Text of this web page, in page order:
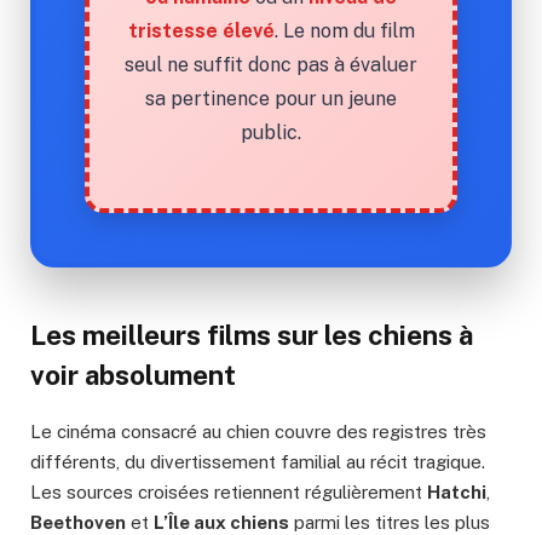
tristesse élevé. Le nom du film
seul ne suffit donc pas à évaluer
sa pertinence pour un jeune
public.
Les meilleurs films sur les chiens à
voir absolument
Le cinéma consacré au chien couvre des registres très
différents, du divertissement familial au récit tragique.
Les sources croisées retiennent régulièrement Hatchi
Beethoven et L’Île aux chiens parmi les titres les plus